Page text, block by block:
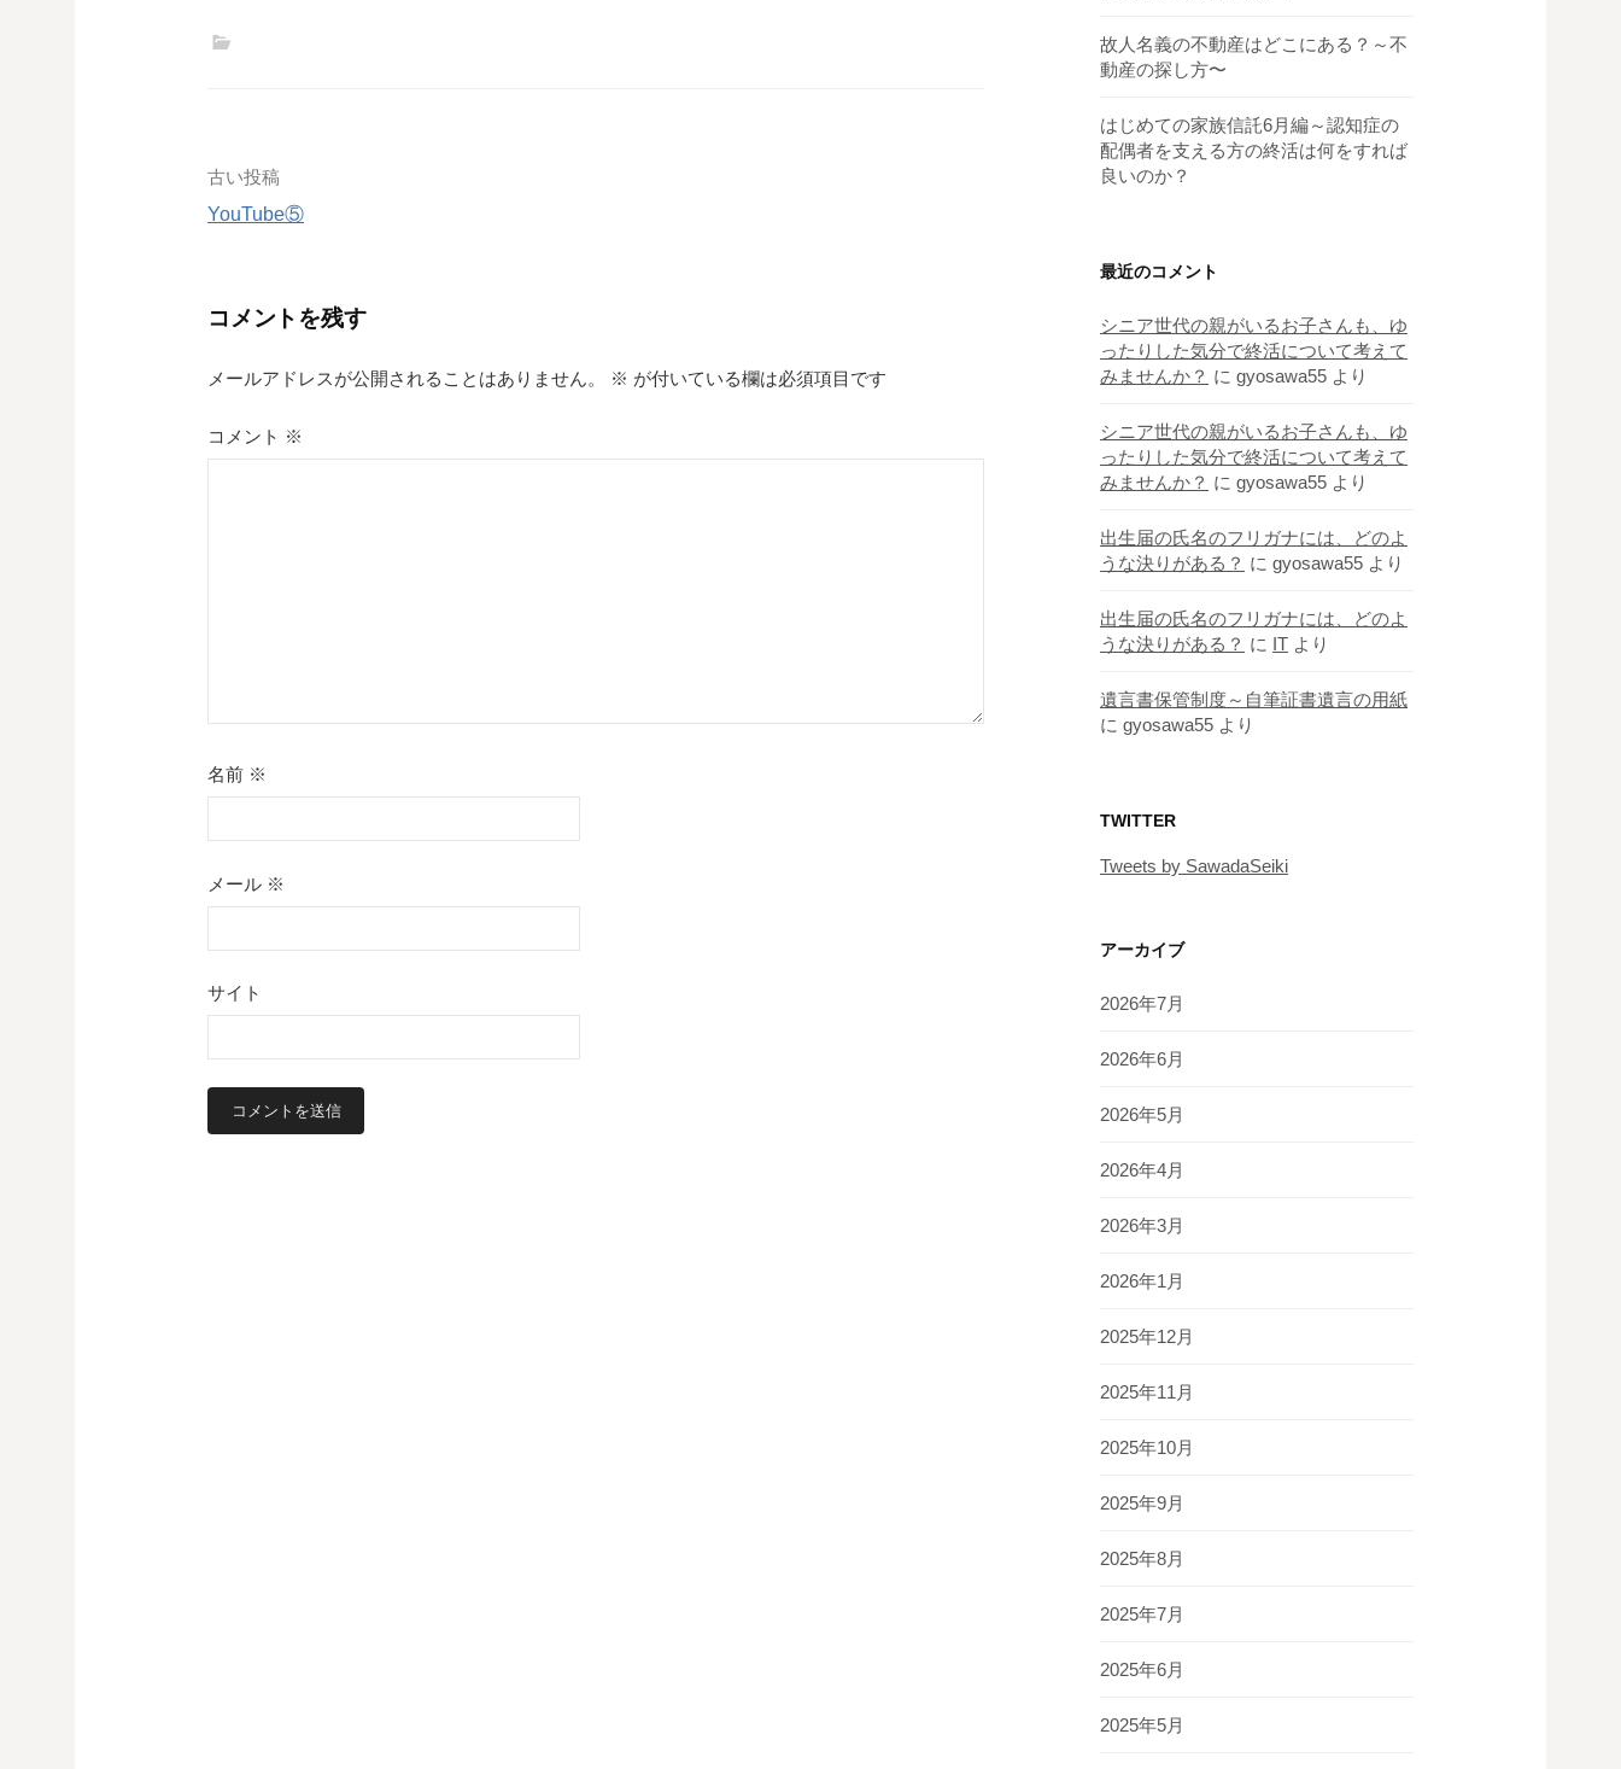
投
稿
ビ
ゲ
ー
古い投稿
YouTube⑤
コメントを残す
メールアドレスが公開されることはありません。 ※ が付いている欄は必須項目です
コメント ※
名前 ※
メール ※
サイト
故人名義の不動産はどこにある？～不
動産の探し方〜
はじめての家族信託6月編～認知症の
配偶者を支える方の終活は何をすれば
良いのか？
最近のコメント
シニア世代の親がいるお子さんも、ゆ
ったりした気分で終活について考えて
みませんか？ に gyosawa55 より
シニア世代の親がいるお子さんも、ゆ
ったりした気分で終活について考えて
みませんか？ に gyosawa55 より
出生届の氏名のフリガナには、どのよ
うな決りがある？ に gyosawa55 より
出生届の氏名のフリガナには、どのよ
うな決りがある？ に IT より
遺言書保管制度～自筆証書遺言の用紙
に gyosawa55 より
TWITTER
Tweets by SawadaSeiki
アーカイブ
2026年7月
2026年6月
2026年5月
2026年4月
2026年3月
2026年1月
2025年12月
2025年11月
2025年10月
2025年9月
2025年8月
2025年7月
2025年6月
2025年5月